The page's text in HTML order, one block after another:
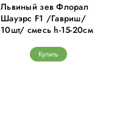
Львиный зев Флорал
Шауэрс F1 /Гавриш/
10шт/ смесь h-15-20см
Купить